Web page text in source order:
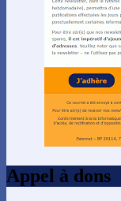
Appel à dons